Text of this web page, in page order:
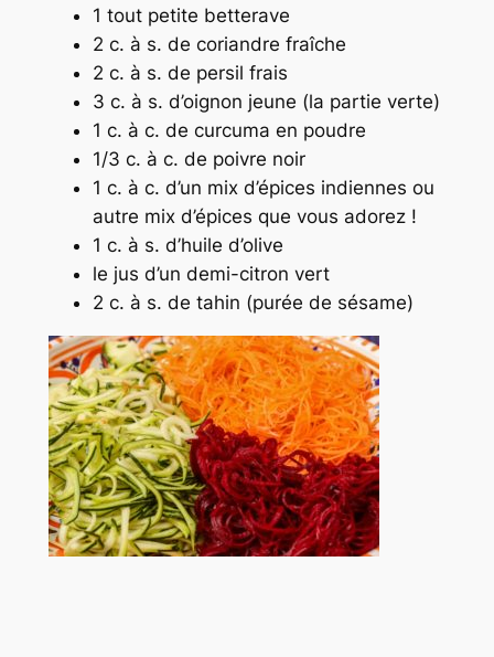
1 tout petite betterave
2 c. à s. de coriandre fraîche
2 c. à s. de persil frais
3 c. à s. d’oignon jeune (la partie verte)
1 c. à c. de curcuma en poudre
1/3 c. à c. de poivre noir
1 c. à c. d’un mix d’épices indiennes ou
autre mix d’épices que vous adorez !
1 c. à s. d’huile d’olive
le jus d’un demi-citron vert
2 c. à s. de tahin (purée de sésame)